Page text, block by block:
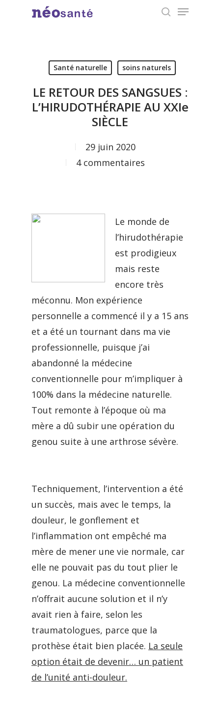
Menu
Santé naturelle soins naturels
LE RETOUR DES SANGSUES :
L’HIRUDOTHÉRAPIE AU XXIe
SIÈCLE
29 juin 2020
4 commentaires
Le monde de
l’hirudothérapie
est prodigieux
mais reste
encore très
méconnu. Mon expérience
personnelle a commencé il y a 15 ans
et a été un tournant dans ma vie
professionnelle, puisque j’ai
abandonné la médecine
conventionnelle pour m’impliquer à
100% dans la médecine naturelle.
Tout remonte à l’époque où ma
mère a dû subir une opération du
genou suite à une arthrose sévère.
Techniquement, l’intervention a été
un succès, mais avec le temps, la
douleur, le gonflement et
l’inflammation ont empêché ma
mère de mener une vie normale, car
elle ne pouvait pas du tout plier le
genou. La médecine conventionnelle
n’offrait aucune solution et il n’y
avait rien à faire, selon les
traumatologues, parce que la
prothèse était bien placée. La seule
option était de devenir… un patient
de l’unité anti-douleur.